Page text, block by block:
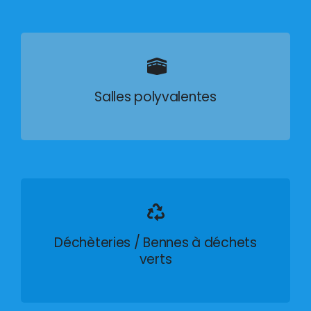
Salles polyvalentes
Déchèteries / Bennes à déchets
verts